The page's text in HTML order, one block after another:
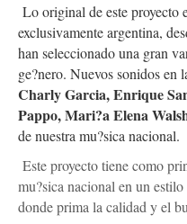
Lo original de este proyecto
exclusivamente argentina,
han seleccionado una gran
ge?nero. Nuevos sonidos en
Charly Garcia, Enrique
Pappo, Mari?a Elena
de nuestra mu?sica nacional.
Este proyecto tiene como
mu?sica nacional en un
donde prima la calidad y el